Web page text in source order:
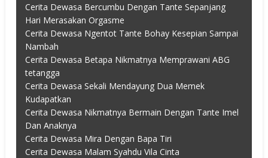
Cerita Dewasa Bercumbu Dengan Tante Sepanjang
Hari Merasakan Orgasme
Cerita Dewasa Ngentot Tante Bohay Kesepian Sampai
Nambah
Cerita Dewasa Betapa Nikmatnya Memprawani ABG
tetangga
Cerita Dewasa Sekali Mendayung Dua Memek
Kudapatkan
Cerita Dewasa Nikmatnya Bermain Dengan Tante Imel
Dan Anaknya
Cerita Dewasa Mira Dengan Bapa Tiri
Cerita Dewasa Malam Syahdu Vila Cinta